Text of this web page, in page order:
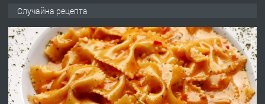
преди 11 месеца
ПРЕДЛАГА
Отпушване на канали тоалетни
вертикални щрангове
Случайна рецепта